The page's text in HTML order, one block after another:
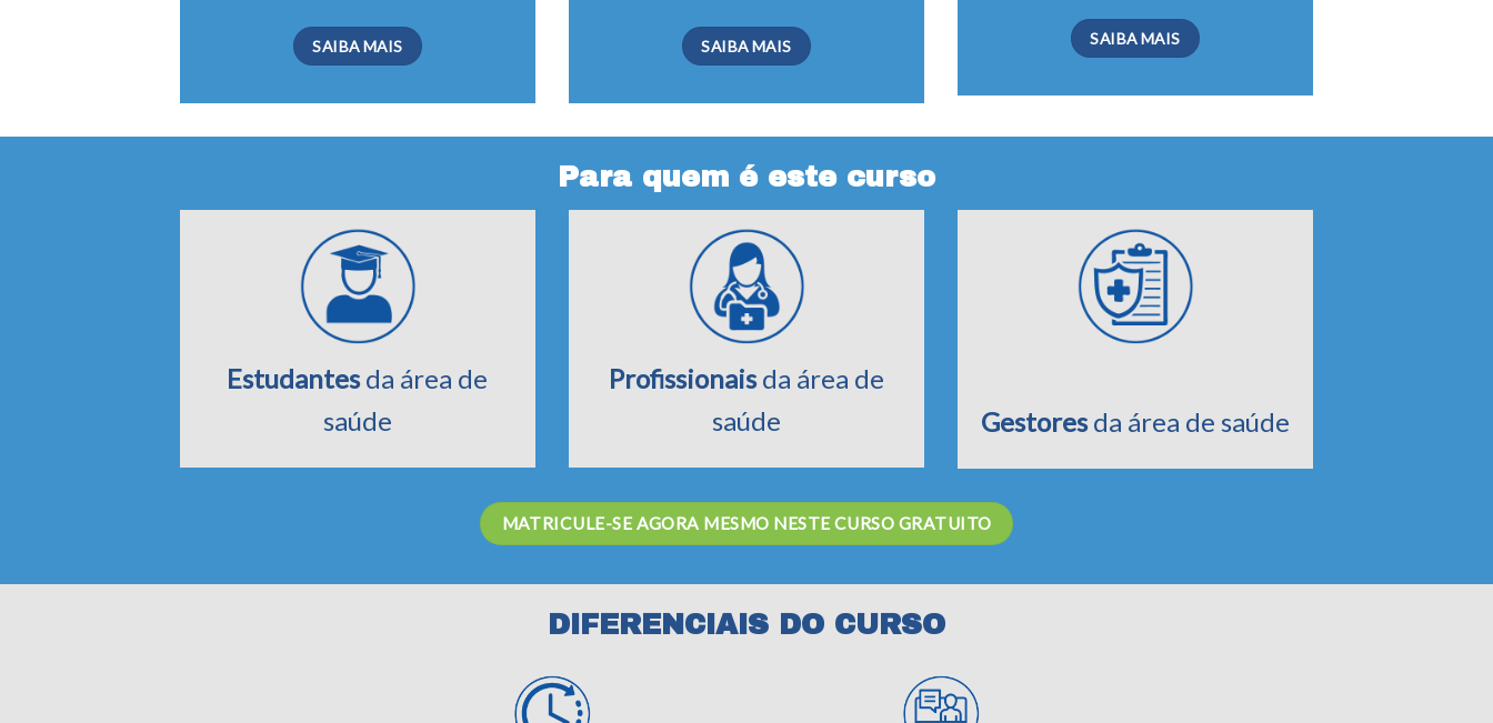
SAIBA MAIS SAIBA MAIS SAIBA MAIS
Para quem é este curso
Estudantesda área de
saúde
Profissionaisda área de
saúde
Gestoresda área de saúde
MATRICULE-SE AGORA MESMO NESTE CURSO GRATUITO
DIFERENCIAIS DO CURSO